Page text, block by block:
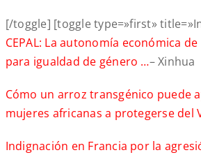
[/toggle] [toggle type=»first»
CEPAL: La autonomía económica
para igualdad de género …– Xinhua
Cómo un arroz transgénico puede
mujeres africanas a protegerse del
Indignación en Francia por la